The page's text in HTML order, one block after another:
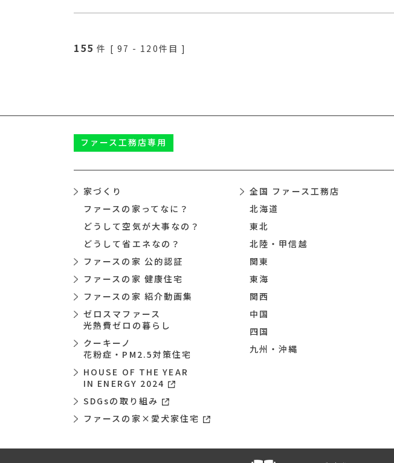
155 件 [ 97 - 120件目 ]
ファース 工務店専用
家づくり
ファースの家ってなに？
どうして空気が大事なの？
どうして省エネなの？
ファースの家 公的認証
ファースの家 健康住宅
ファースの家 紹介動画集
ゼロスマファース
光熱費ゼロの暮らし
クーキーノ
花粉症・PM2.5対策住宅
HOUSE OF THE YEAR
IN ENERGY 2024
SDGsの取り組み
ファースの家×愛犬家住宅
全国 ファース工務店
北海道
東北
北陸・甲信越
関東
東海
関西
中国
四国
九州・沖縄